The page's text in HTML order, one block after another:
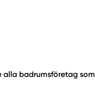
alla badrumsföretag